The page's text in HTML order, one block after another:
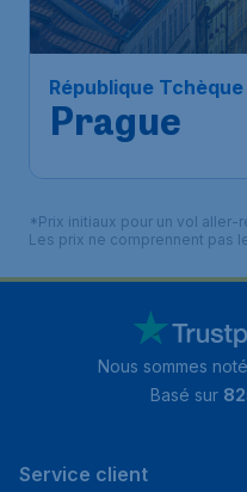
République Tchèque
Prague
*Prix initiaux pour un vol
Les prix ne comprennent pas
Nous sommes
Basé sur
Service client